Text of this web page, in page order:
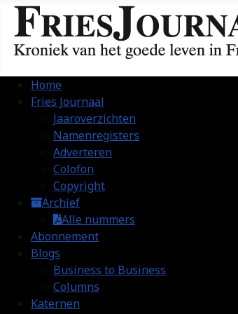
Home
Fries Journaal
Jaaroverzichten
Namenregisters
Adverteren
Colofon
Copyright
Archief
Alle nummers
Abonnement
Blogs
Business to Business
Columns
Katernen